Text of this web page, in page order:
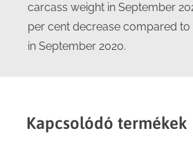
carcass weight in September
per cent decrease compared
in September 2020.
Kapcsolódó termékek